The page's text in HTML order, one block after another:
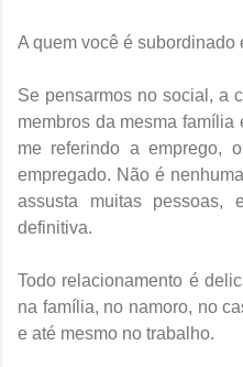
A quem você é subordinado
Se pensarmos no social, a
membros da mesma família
me referindo a emprego,
empregado. Não é
assusta muitas pessoas,
definitiva.
Todo relacionamento é
na família, no namoro, no
e até mesmo no trabalho.